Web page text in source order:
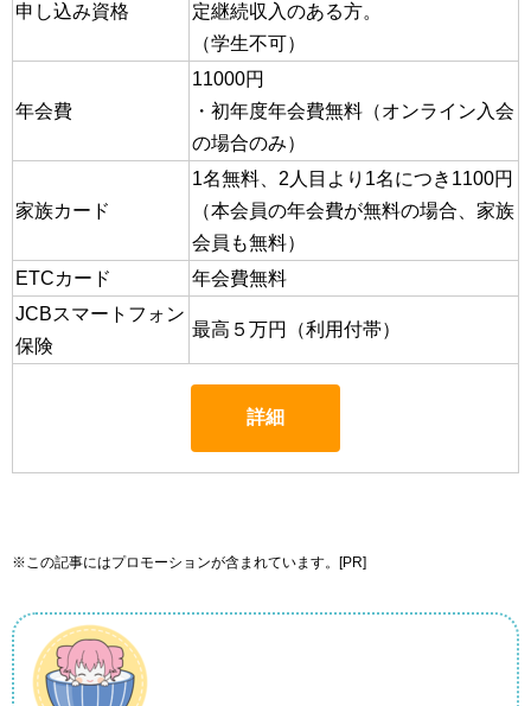
申し込み資格
定継続収入のある方。
（学生不可）
年会費
11000円
・初年度年会費無料（オンライン入会
の場合のみ）
家族カード
1名無料、2人目より1名につき1100円
（本会員の年会費が無料の場合、家族
会員も無料）
ETCカード
年会費無料
JCBスマートフォン
保険
最高５万円（利用付帯）
詳細
※この記事にはプロモーションが含まれています。[PR]